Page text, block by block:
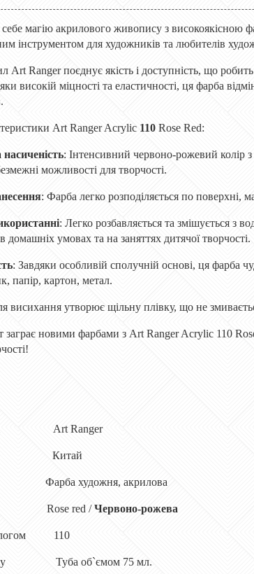
магію акрилового живопису з високоякісною
інструментом для художників та любителів
Art Ranger поєднує якість і доступність, що
високій міцності та еластичності, ця фарба
Art Ranger Acrylic 110 Rose Red:
: Інтенсивний червоно-рожевий колір
можливості для творчості.
: Фарба легко розподіляється по поверхні,
: Легко розбавляється та змішується з
домашніх умовах та на заняттях дитячої творчості.
: Завдяки особливій сполучній основі, ця фарба
папір, картон, метал.
висихання утворює щільну плівку, що не
заграє новими фарбами з Art Ranger Acrylic 110
Art Ranger
Китай
художня, акрилова
red /Червоно-рожева
110
Туба об`ємом 75 мл.